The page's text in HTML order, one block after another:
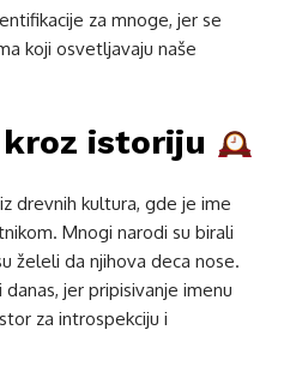
za mnoge, jer se
koji osvetljavaju naše
istoriju
drevnih kultura, gde je ime
Mnogi narodi su birali
želeli da njihova deca nose.
jer pripisivanje imenu
za introspekciju i